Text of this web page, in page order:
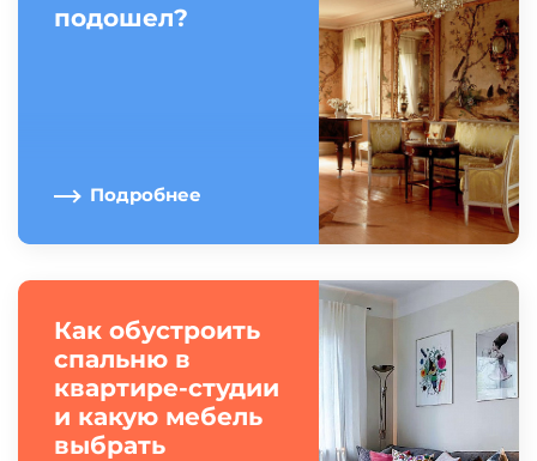
подошел?
Подробнее
Как обустроить
спальню в
квартире-студии
и какую мебель
выбрать